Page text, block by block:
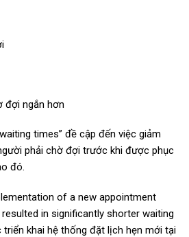
đợi ngắn hơn
times” đề cập đến việc giảm
phải chờ đợi trước khi được phục
đó.
of a new appointment
in significantly shorter waiting
khai hệ thống đặt lịch hẹn mới tại